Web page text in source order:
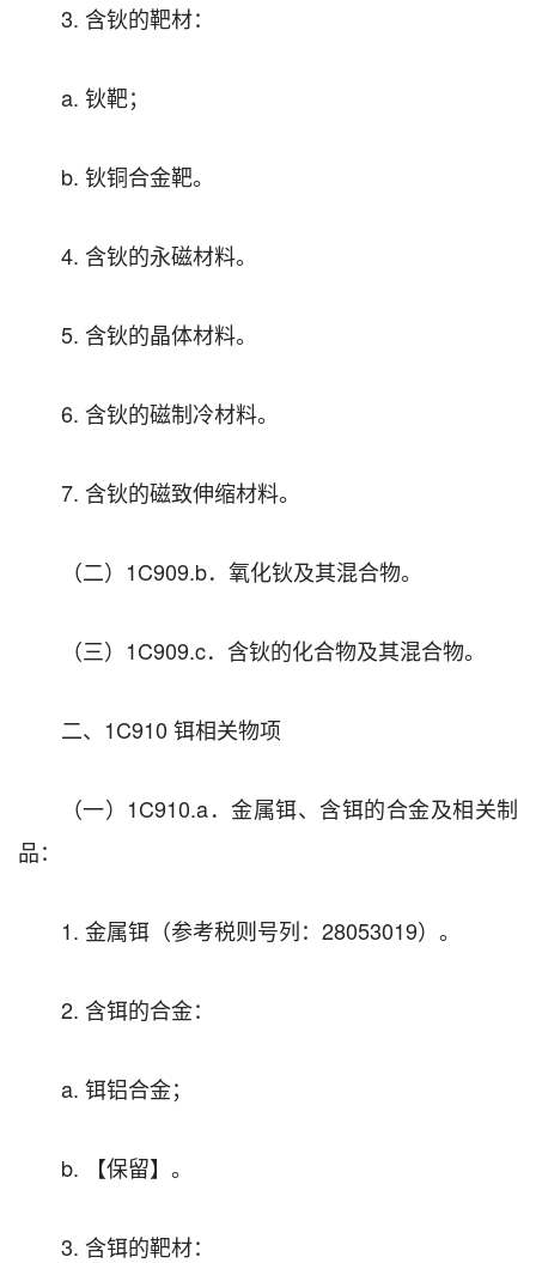
3. 含钬的靶材：
a. 钬靶；
b. 钬铜合金靶。
4. 含钬的永磁材料。
5. 含钬的晶体材料。
6. 含钬的磁制冷材料。
7. 含钬的磁致伸缩材料。
（二）1C909.b．氧化钬及其混合物。
（三）1C909.c．含钬的化合物及其混合物。
二、1C910 铒相关物项
（一）1C910.a．金属铒、含铒的合金及相关制
品：
1. 金属铒（参考税则号列：28053019）。
2. 含铒的合金：
a. 铒铝合金；
b. 【保留】。
3. 含铒的靶材：